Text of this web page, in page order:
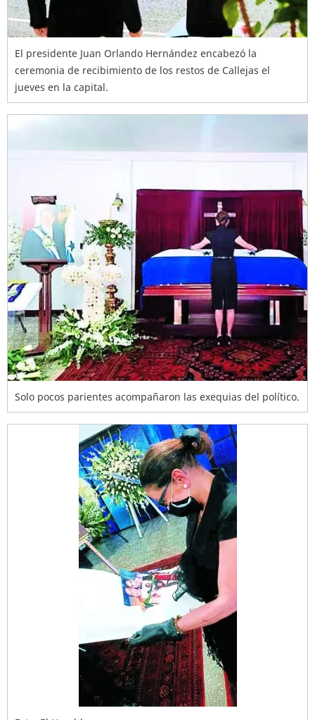
El presidente Juan Orlando Hernández encabezó la
ceremonia de recibimiento de los restos de Callejas el
jueves en la capital.
Solo pocos parientes acompañaron las exequias del político.